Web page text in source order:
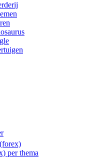
per thema